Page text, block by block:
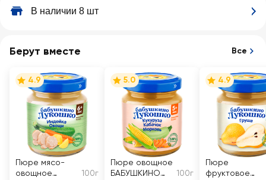
В наличии 8 шт
Берут вместе Все
4.9
Пюре мясо-
овощное
100г
5.0
Пюре овощное
БАБУШКИНО
100г
4.9
Пюре
фруктовое